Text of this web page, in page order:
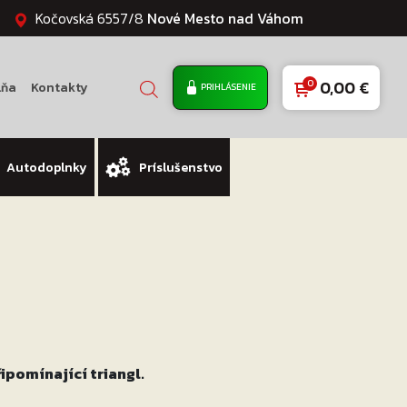
Kočovská 6557/8 Nové Mesto nad Váhom
Kontakty PRIHLÁSENIE 0,00€
Autodoplnky Príslušenstvo
triangl.